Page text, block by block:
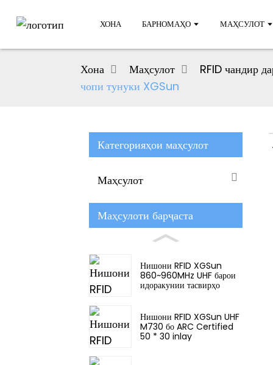
ХОНА БАРНОМАҲО МАҲСУЛОТ
Хона Маҳсулот RFID чандир
чопи тунуки XGSun
Категорияҳои маҳсулот
Маҳсулот
Маҳсулоти барҷаста
Нишони RFID XGSun
860~960MHz UHF барои
идоракунии тасвирҳо
Нишони RFID XGSun UHF
M730 бо ARC Certified
50 * 30 inlay